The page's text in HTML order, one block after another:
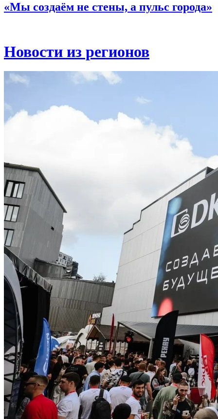
«Мы создаём не стены, а пульс города»
Новости из регионов